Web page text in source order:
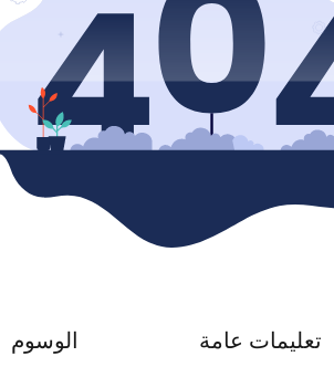
تعليمات عامة الوسوم